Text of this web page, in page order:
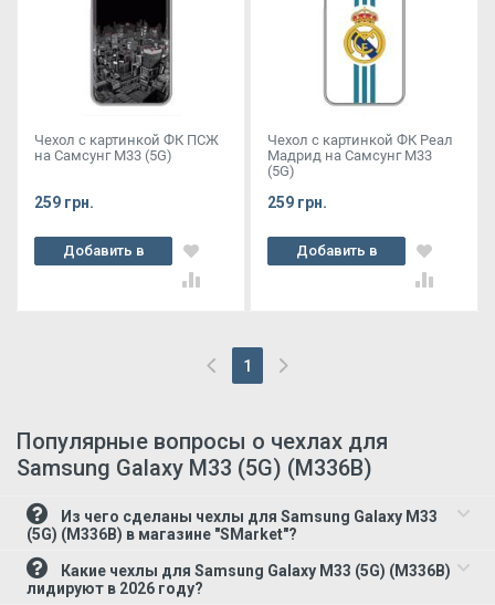
Чехол с картинкой ФК ПСЖ
на Самсунг М33 (5G)
259 грн.
Добавить в
корзину
Чехол с картинкой ФК Реал
Мадрид на Самсунг М33
(5G)
259 грн.
Добавить в
корзину
1
(current)
Популярные вопросы о чехлах для
Samsung Galaxy M33 (5G) (M336B)
(5G) (M336B) в магазине "SMarket"?
лидируют в 2026 году?